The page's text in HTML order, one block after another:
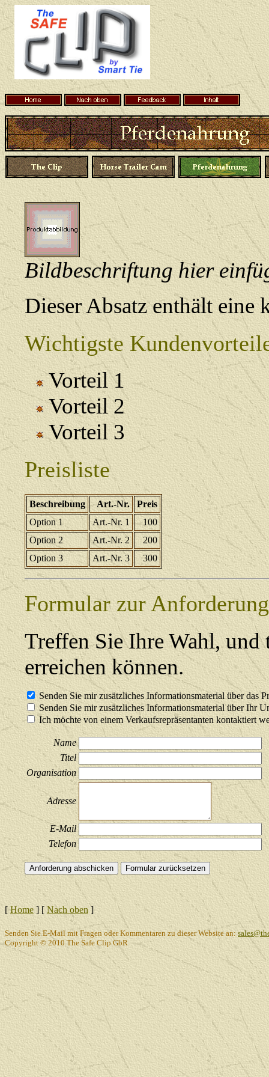
Bildbeschriftung hier
Dieser Absatz enthält eine
Wichtigste
Vorteil 1
Vorteil 2
Vorteil 3
Preisliste
Beschreibung Art.-Nr.
Preis
Option 1
Art.-Nr. 1
100
Option 2
Art.-Nr. 2
200
Option 3
Art.-Nr. 3 300
Formular zur
Treffen Sie Ihre Wahl,
erreichen können.
Senden Sie mir zusätzliches Informationsmaterial über das
Senden Sie mir zusätzliches Informationsmaterial über Ihr
Ich möchte von einem Verkaufsrepräsentanten kontaktiert
Name
Titel
Organisation
Adresse
E-Mail
Telefon
[Home ] [ Nach oben ]
Senden Sie E-Mail mit Fragen oder Kommentaren zu dieser Website an:
Copyright © 2010 The Safe Clip GbR